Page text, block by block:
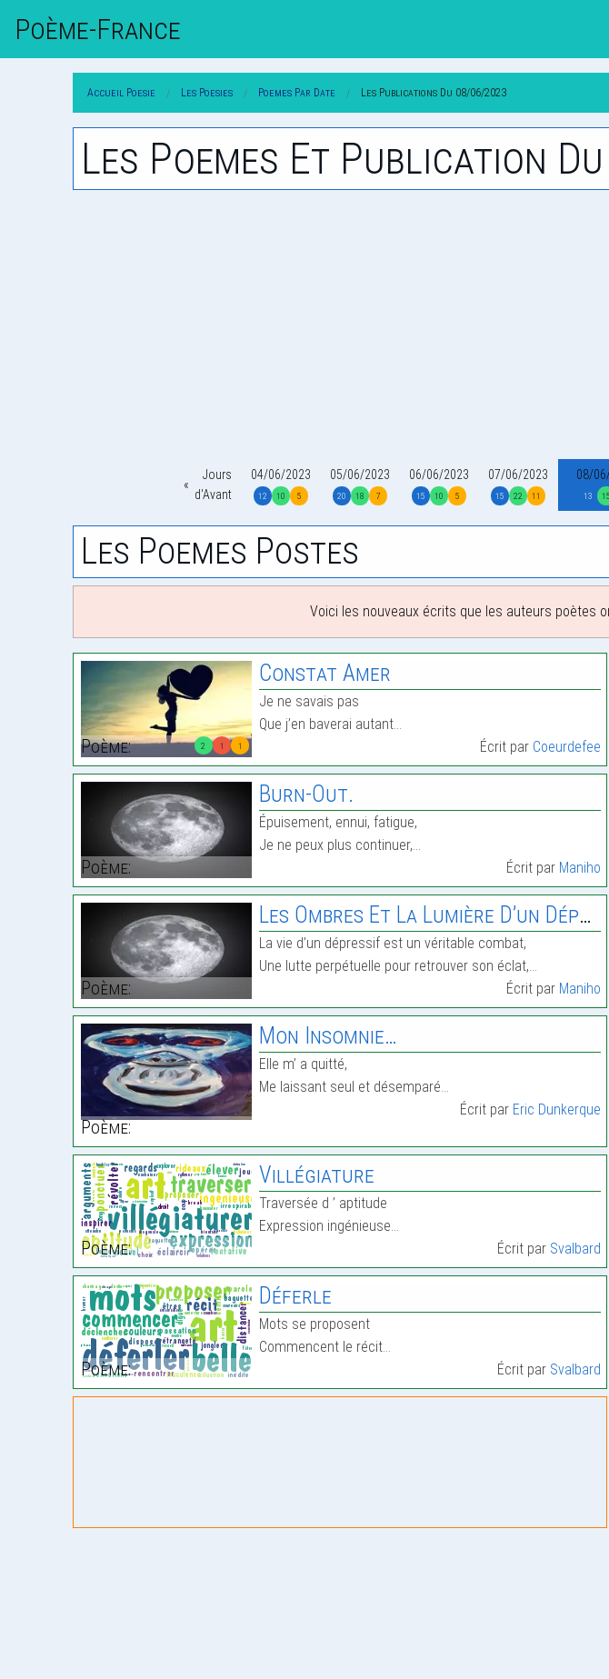
Poème-FrAnce
Accueil Poesie Les Poesies Poemes Par Date Les Publications Du 08/06/2023
Les Poemes Et Publication
Jours
d'Avant
04/06/2023
12 10 5
05/06/2023
20 18 7
06/06/2023
15 10 5
07/06/2023
15 22 11
08/
13 15
Les Poemes Postes
Voici les nouveaux écrits que les auteurs poètes
2 1 1
Poème:
Constat Amer
Je ne savais pas
Que j’en baverai autant…
Écrit par Coeurdefee
Poème:
Burn-Out.
Épuisement, ennui, fatigue,
Je ne peux plus continuer,…
Écrit par Maniho
Poème:
Les Ombres Et La Lumière D’un Dépressif
La vie d’un dépressif est un véritable combat,
Une lutte perpétuelle pour retrouver son éclat,…
Écrit par Maniho
Poème:
Mon Insomnie…
Elle m’ a quitté,
Me laissant seul et désemparé…
Écrit par Eric Dunkerque
Poème:
Villégiature
Traversée d ’ aptitude
Expression ingénieuse…
Écrit par Svalbard
Poème:
Déferle
Mots se proposent
Commencent le récit…
Écrit par Svalbard